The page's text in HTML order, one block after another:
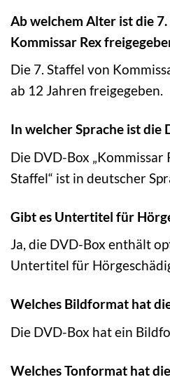
Ab welchem Alter ist die
Kommissar Rex
Die 7. Staffel von
ab 12 Jahren freigegeben.
In welcher Sprache ist die
Die DVD-Box „Kommissar
Staffel“ ist in deutscher
Gibt es Untertitel für
Ja, die DVD-Box enthält
Untertitel für
Welches Bildformat hat
Die DVD-Box hat ein
Welches Tonformat hat